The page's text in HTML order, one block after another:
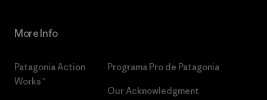
More Info
Patagonia Action
Works™
Programa Pro de Patagonia
Our Acknowledgment